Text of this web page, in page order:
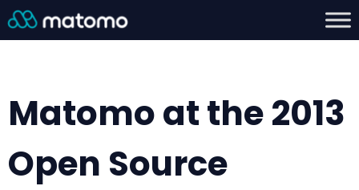
Matomo at the 2013
Open Source